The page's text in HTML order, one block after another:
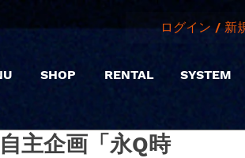
SHOP
ログイン / 新
RENTAL SYSTEM
主企画「永Q時